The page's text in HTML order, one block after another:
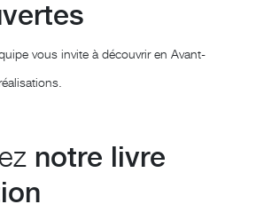
vous invite à découvrir en Avant-
notre livre